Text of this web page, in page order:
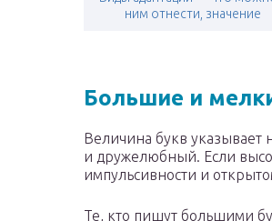
ним отнести, значение
Большие и
Величина букв указывает
и дружелюбный. Если
импульсивности и
Те, кто пишут большими